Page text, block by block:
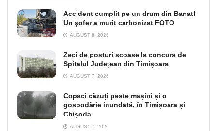
Accident cumplit pe un drum din Banat!
Un şofer a murit carbonizat FOTO
AUGUST 8, 2026
Zeci de posturi scoase la concurs de
Spitalul Județean din Timișoara
AUGUST 7, 2026
Copaci căzuți peste mașini și o
gospodărie inundată, în Timișoara și
Chișoda
AUGUST 7, 2026